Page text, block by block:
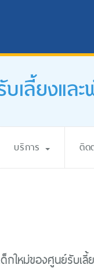
เลี้ยงแล
บริการ ติด
ใหม่ของศูนย์รับเ